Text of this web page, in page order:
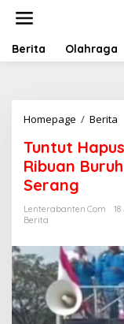
Berita Olahraga
Homepage / Berita
Tuntut
Ribuan
Serang
Lenterabanten.com
Berita